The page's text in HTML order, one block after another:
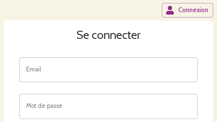
Connexion
Se connecter
Email
Mot de passe